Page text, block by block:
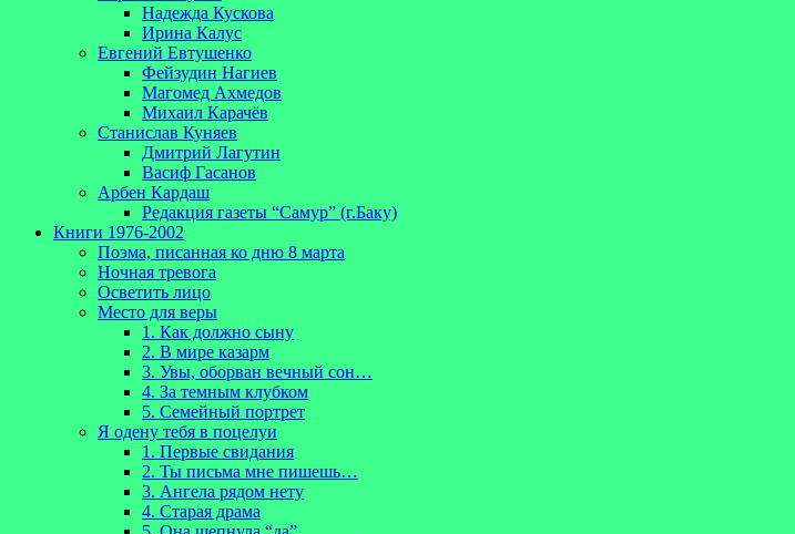
Надежда Кускова
Ирина Калус
Евгений Евтушенко
Фейзудин Нагиев
Магомед Ахмедов
Михаил Карачёв
Станислав Куняев
Дмитрий Лагутин
Васиф Гасанов
Арбен Кардаш
Редакция газеты “Самур” (г.Баку)
Книги 1976-2002
Поэма, писанная ко дню 8 марта
Ночная тревога
Осветить лицо
Место для веры
1. Как должно сыну
2. В мире казарм
3. Увы, оборван вечный сон…
4. За темным клубком
5. Семейный портрет
Я одену тебя в поцелуи
1. Первые свидания
2. Ты письма мне пишешь…
3. Ангела рядом нету
4. Старая драма